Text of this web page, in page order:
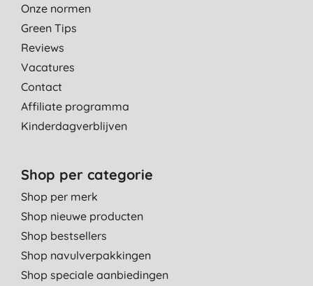
Onze normen
Green Tips
Reviews
Vacatures
Contact
Affiliate programma
Kinderdagverblijven
Shop per categorie
Shop per merk
Shop nieuwe producten
Shop bestsellers
Shop navulverpakkingen
Shop speciale aanbiedingen